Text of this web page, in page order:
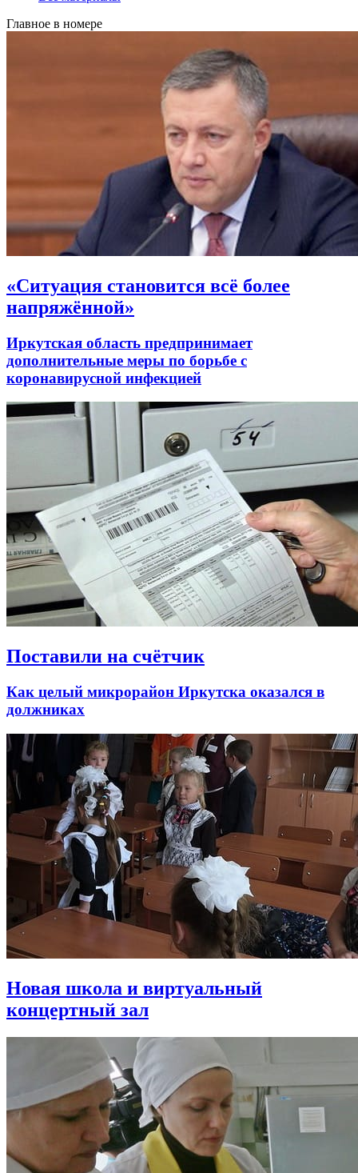
Главное в номере
«Ситуация становится всё более
напряжённой»
Иркутская область предпринимает
дополнительные меры по борьбе с
коронавирусной инфекцией
Поставили на счётчик
Как целый микрорайон Иркутска оказался в
должниках
Новая школа и виртуальный
концертный зал